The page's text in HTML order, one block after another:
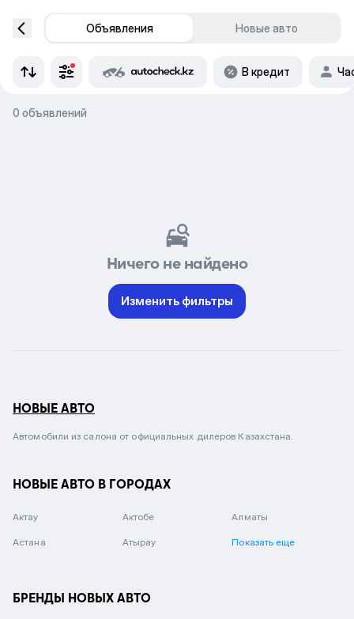
Объявления Новые авто
В кредит
0 объявлений
Ничего не найдено
Изменить фильтры
НОВЫЕ АВТО
Автомобили из салона от официальных дилеров Казахстана.
НОВЫЕ АВТО В ГОРОДАХ
Актау Актобе Алматы
Астана Атырау Показать еще
БРЕНДЫ НОВЫХ АВТО